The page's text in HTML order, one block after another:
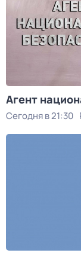
Агент
Сегодня в 21:30